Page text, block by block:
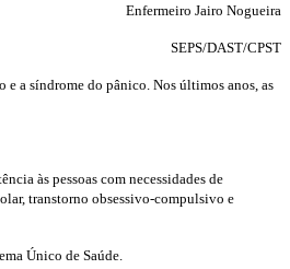
Enfermeiro Jairo Nogueira
SEPS/DAST/CPST
e a síndrome do pânico. Nos últimos anos, as
às pessoas com necessidades de
transtorno obsessivo-compulsivo e
Único de Saúde.